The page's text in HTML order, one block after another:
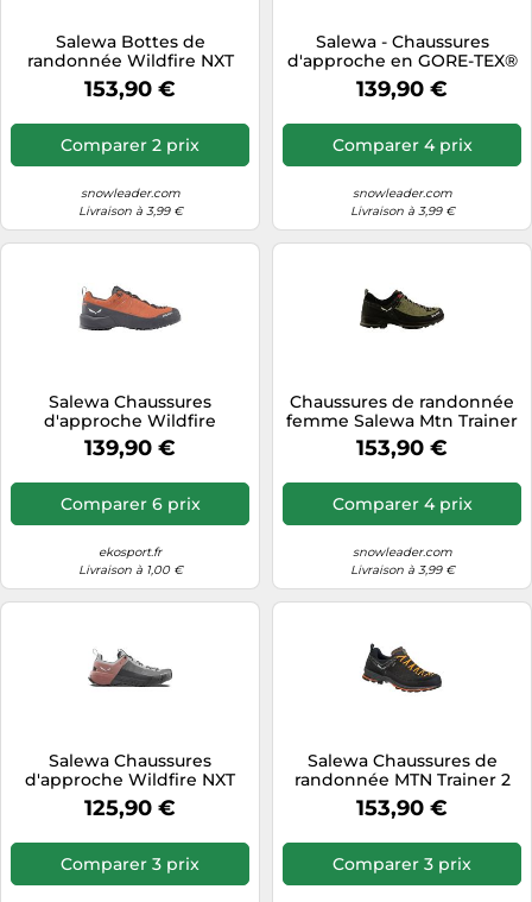
Tondeuses cheveux & barbe
Téléphonie
Téléviseurs
Télévision & vidéo
Électroménager
Salewa Bottes de
randonnée Wildfire NXT
Mid GTX imperméables
Gore-Tex femme Sable
153,90 €
Comparer 2 prix
snowleader.com
Livraison à 3,99 €
Salewa - Chaussures
d'approche en GORE-TEX®
- Wildfire Nxt GTX W
Alloy/Dark Olive pour
Gris 40,5
139,90 €
Comparer 4 prix
snowleader.com
Livraison à 3,99 €
Salewa Chaussures
d'approche Wildfire
Leather 2 GORE-TEX
marron orange 44,5
139,90 €
Comparer 6 prix
ekosport.fr
Livraison à 1,00 €
Chaussures de randonnée
femme Salewa Mtn Trainer
2 Gtx 38
153,90 €
Comparer 4 prix
snowleader.com
Livraison à 3,99 €
Salewa Chaussures
d'approche Wildfire NXT
Femme gris marron terre
cuite Taille 40,5
125,90 €
Comparer 3 prix
Salewa Chaussures de
randonnée MTN Trainer 2
Gore-Tex Homme
Noir/Carrot Taille 7,5
153,90 €
Comparer 3 prix